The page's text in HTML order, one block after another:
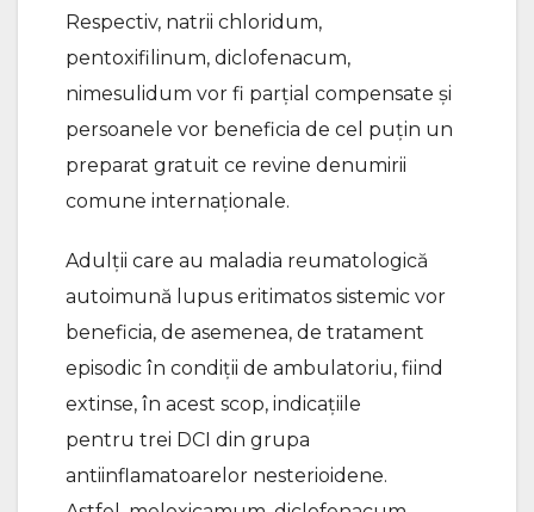
Respectiv, natrii chloridum,
pentoxifilinum, diclofenacum,
nimesulidum vor fi parțial compensate și
persoanele vor beneficia de cel puțin un
preparat gratuit ce revine denumirii
comune internaționale.
Adulții care au maladia reumatologică
autoimună lupus eritimatos sistemic vor
beneficia, de asemenea, de tratament
episodic în condiții de ambulatoriu, fiind
extinse, în acest scop, indicațiile
pentru trei DCI din grupa
antiinflamatoarelor nesterioidene.